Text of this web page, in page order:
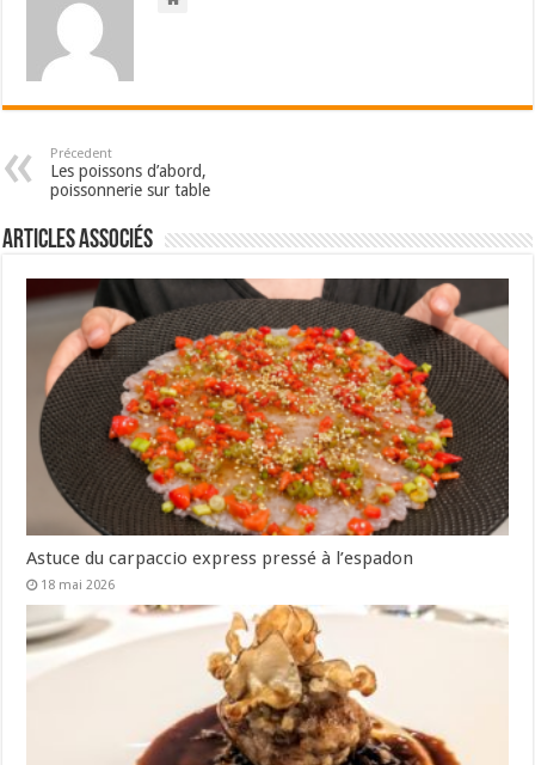
Précedent
Les poissons d’abord,
poissonnerie sur table
Articles associés
Astuce du carpaccio express pressé à l’espadon
18 mai 2026